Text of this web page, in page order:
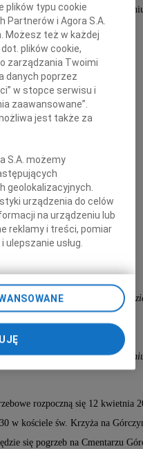
Adama Mickiewicza w
śmierci Pana Profesora
pedagogika i nauki o edukacji
poniosły wielką stratę.
i Bliskim Zmarłego
współczucia składają
Problemów
Wydziału Studiów Edukacyjnych
im. Adama Mickiewicza w
rozpoczną się 12 kwietnia
w kościele św. Krzyża na
się pogrzeb na Cmentarzu
plików typu cookie
Partnerów i Agora S.A.
Możesz też w każdej
plików cookie,
zarządzania Twoimi
danych poprzez
w stopce serwisu i
zaawansowane”.
jest także za
S.A. możemy
geolokalizacyjnych.
urządzenia do celów
na urządzeniu lub
reklamy i treści, pomiar
usług.